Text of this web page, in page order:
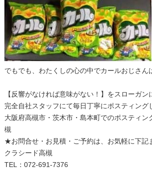
でもでも、わたくしの心の中でカールおじさん
【反響がなければ意味がない！】をスローガン
完全自社スタッフにて毎日丁寧にポスティン
大阪府高槻市・茨木市・島本町でのポスティン
槻
★お問合せ・お見積・ご予約は、お気軽に下
クラシード高槻
TEL：072-691-7376